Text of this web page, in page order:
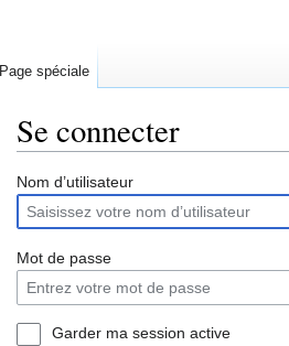
Se connecter
Aller
la
navigation
Aller
la
recherche
Nom d’utilisateur
Mot de passe
Garder ma session active
Page spéciale